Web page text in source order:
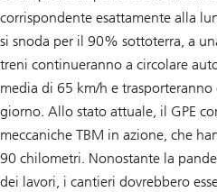
corrispondente esattamente alla
si snoda per il 90% sottoterra, a
treni continueranno a circolare
media di 65 km/h e
giorno. Allo stato attuale, il GPE
meccaniche TBM in azione, che
90 chilometri. Nonostante la
dei lavori, i cantieri dovrebbero